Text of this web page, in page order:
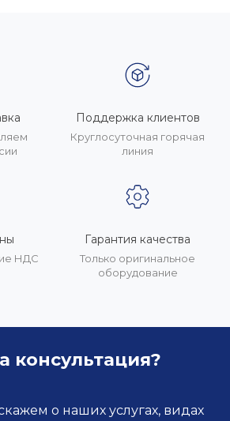
Поддержка клиентов
Круглосуточная горячая
линия
НДС
Гарантия качества
Только оригинальное
оборудование
консультация?
о наших услугах, видах